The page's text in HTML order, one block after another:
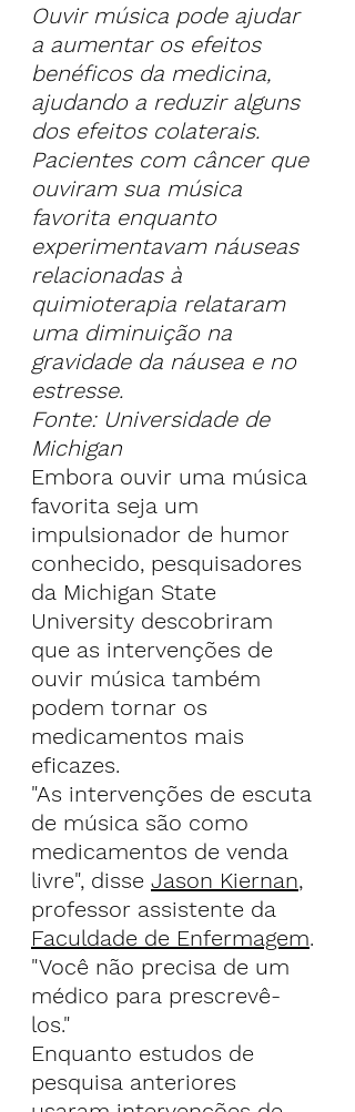
Ouvir música pode ajudar
a aumentar os efeitos
benéficos da medicina,
ajudando a reduzir alguns
dos efeitos colaterais.
Pacientes com câncer que
ouviram sua música
favorita enquanto
experimentavam náuseas
relacionadas à
quimioterapia relataram
uma diminuição na
gravidade da náusea e no
estresse.
Fonte: Universidade de
Michigan
Embora ouvir uma música
favorita seja um
impulsionador de humor
conhecido, pesquisadores
da Michigan State
University descobriram
que as intervenções de
ouvir música também
podem tornar os
medicamentos mais
eficazes.
"As intervenções de escuta
de música são como
medicamentos de venda
livre", disse Jason Kiernan,
professor assistente da
Faculdade de Enfermagem.
"Você não precisa de um
médico para prescrevê-
los."
Enquanto estudos de
pesquisa anteriores